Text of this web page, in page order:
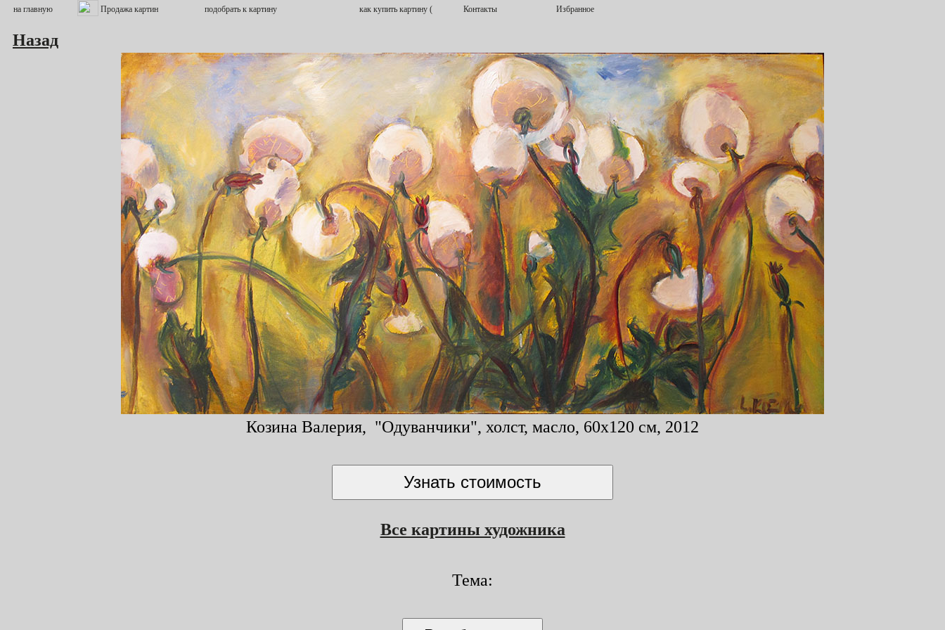
Назад
Козина Валерия, "Одуванчики", холст, масло, 60x120 см, 2012
Все картины художника
Тема: